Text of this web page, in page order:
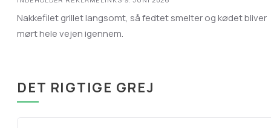
Nakkefilet grillet langsomt, så fedtet smelter og kødet bliver
mørt hele vejen igennem.
DET RIGTIGE GREJ